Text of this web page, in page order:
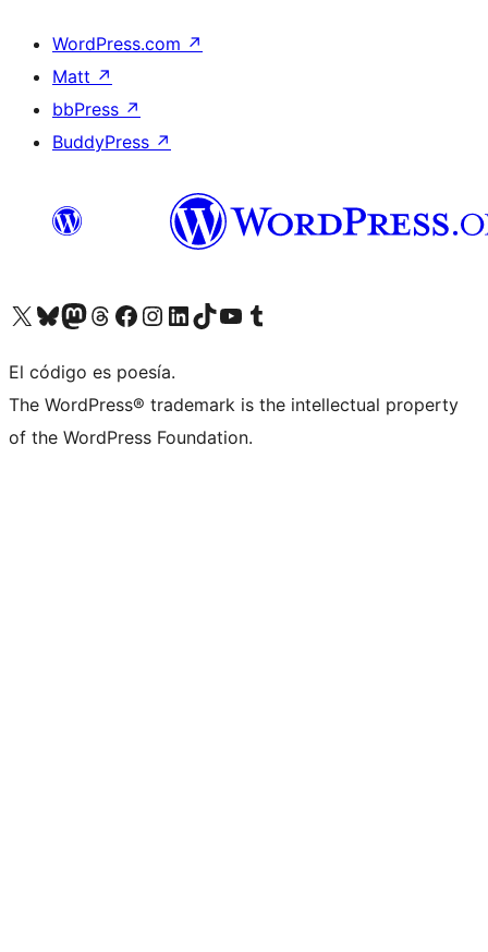
WordPress.com ↗
Matt ↗
bbPress ↗
BuddyPress ↗
Visita nuestra cuenta de X (anteriormente Twitter)
Visita nuestra cuenta de Bluesky
Visita nuestra cuenta de Mastodon
Visita nuestra cuenta de Threads
Visita nuestra página de Facebook
Visita nuestra cuenta de Instagram
Visita nuestra cuenta de LinkedIn
Visita nuestra cuenta de TikTok
Visita nuestro canal de YouTube
Visita nuestra cuenta de Tumblr
El código es poesía.
The WordPress® trademark is the intellectual property
of the WordPress Foundation.